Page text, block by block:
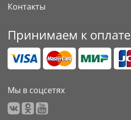
Контакты
Принимаем к оплате
Мы в соцсетях